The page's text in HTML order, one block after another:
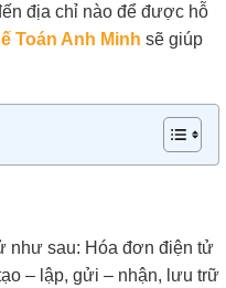
địa chỉ nào để được hỗ
Toán Anh Minh sẽ giúp
như sau: Hóa đơn điện tử
– lập, gửi – nhận, lưu trữ